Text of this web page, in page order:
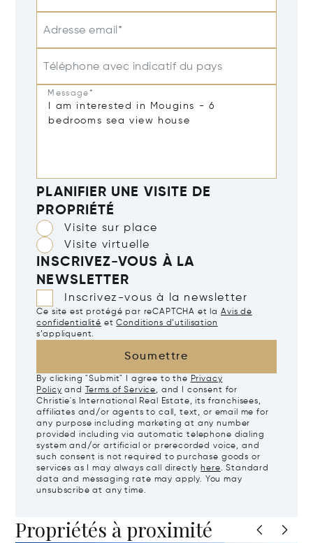
Adresse email*
Téléphone avec indicatif du pays
Message*
PLANIFIER UNE VISITE DE
PROPRIÉTÉ
Visite sur place
Visite virtuelle
INSCRIVEZ-VOUS À LA
NEWSLETTER
Inscrivez-vous à la newsletter
Ce site est protégé par reCAPTCHA et la Avis de
confidentialité etConditions d’utilisation
s’appliquent.
Soumettre
By clicking "Submit" I agree to the Privacy
Policy and Terms of Service, and I consent for
Christie's International Real Estate, its franchisees,
affiliates and/or agents to call, text, or email me for
any purpose including marketing at any number
provided including via automatic telephone dialing
system and/or artificial or prerecorded voice, and
such consent is not required to purchase goods or
services as I may always call directly here. Standard
data and messaging rate may apply. You may
unsubscribe at any time.
Propriétés à proximité